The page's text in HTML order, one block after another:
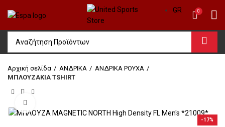
GR 0
Αρχική σελίδα ΑΝΔΡΙΚΑ
ΑΝΔΡΙΚΑ ΡΟΥΧΑ
ΜΠΛΟΥΖΑΚΙΑ TSHIRT
-17%